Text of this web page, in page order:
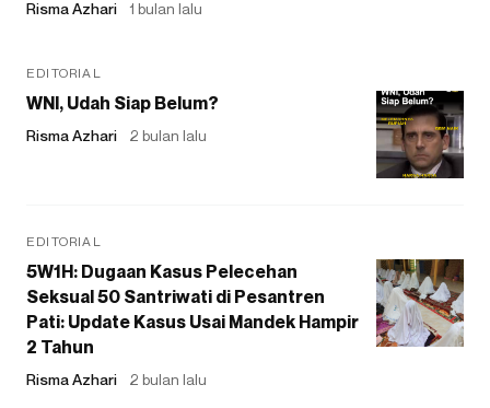
Risma Azhari 1 bulan lalu
EDITORIAL
WNI, Udah Siap Belum?
Risma Azhari 2 bulan lalu
EDITORIAL
5W1H: Dugaan Kasus Pelecehan
Seksual 50 Santriwati di Pesantren
Pati: Update Kasus Usai Mandek Hampir
2 Tahun
Risma Azhari 2 bulan lalu